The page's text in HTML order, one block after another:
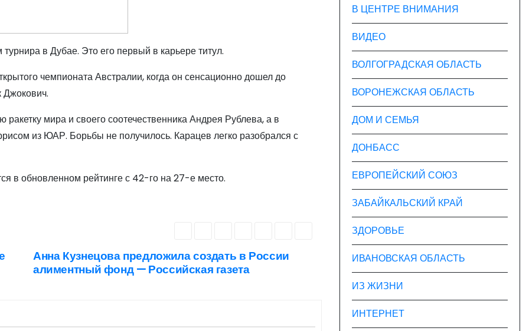
в Дубае. Это его первый в карьере титул.
чемпионата Австралии, когда он сенсационно дошел до
Джокович.
мира и своего соотечественника Андрея Рублева, а в
из ЮАР. Борьбы не получилось. Карацев легко разобрался с
в обновленном рейтинге с 42-го на 27-е место.
Анна Кузнецова предложила создать в России
алиментный фонд — Российская газета
В ЦЕНТРЕ ВНИМАНИЯ
ВИДЕО
ВОЛГОГРАДСКАЯ ОБЛАСТЬ
ВОРОНЕЖСКАЯ ОБЛАСТЬ
ДОМ И СЕМЬЯ
ДОНБАСС
ЕВРОПЕЙСКИЙ СОЮЗ
ЗАБАЙКАЛЬСКИЙ КРАЙ
ЗДОРОВЬЕ
ИВАНОВСКАЯ ОБЛАСТЬ
ИЗ ЖИЗНИ
ИНТЕРНЕТ